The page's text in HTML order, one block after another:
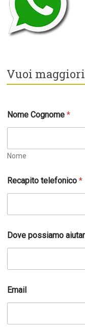
Vuoi
Nome Cognome*
Nome
Recapito telefonico*
Dove possiamo
Email